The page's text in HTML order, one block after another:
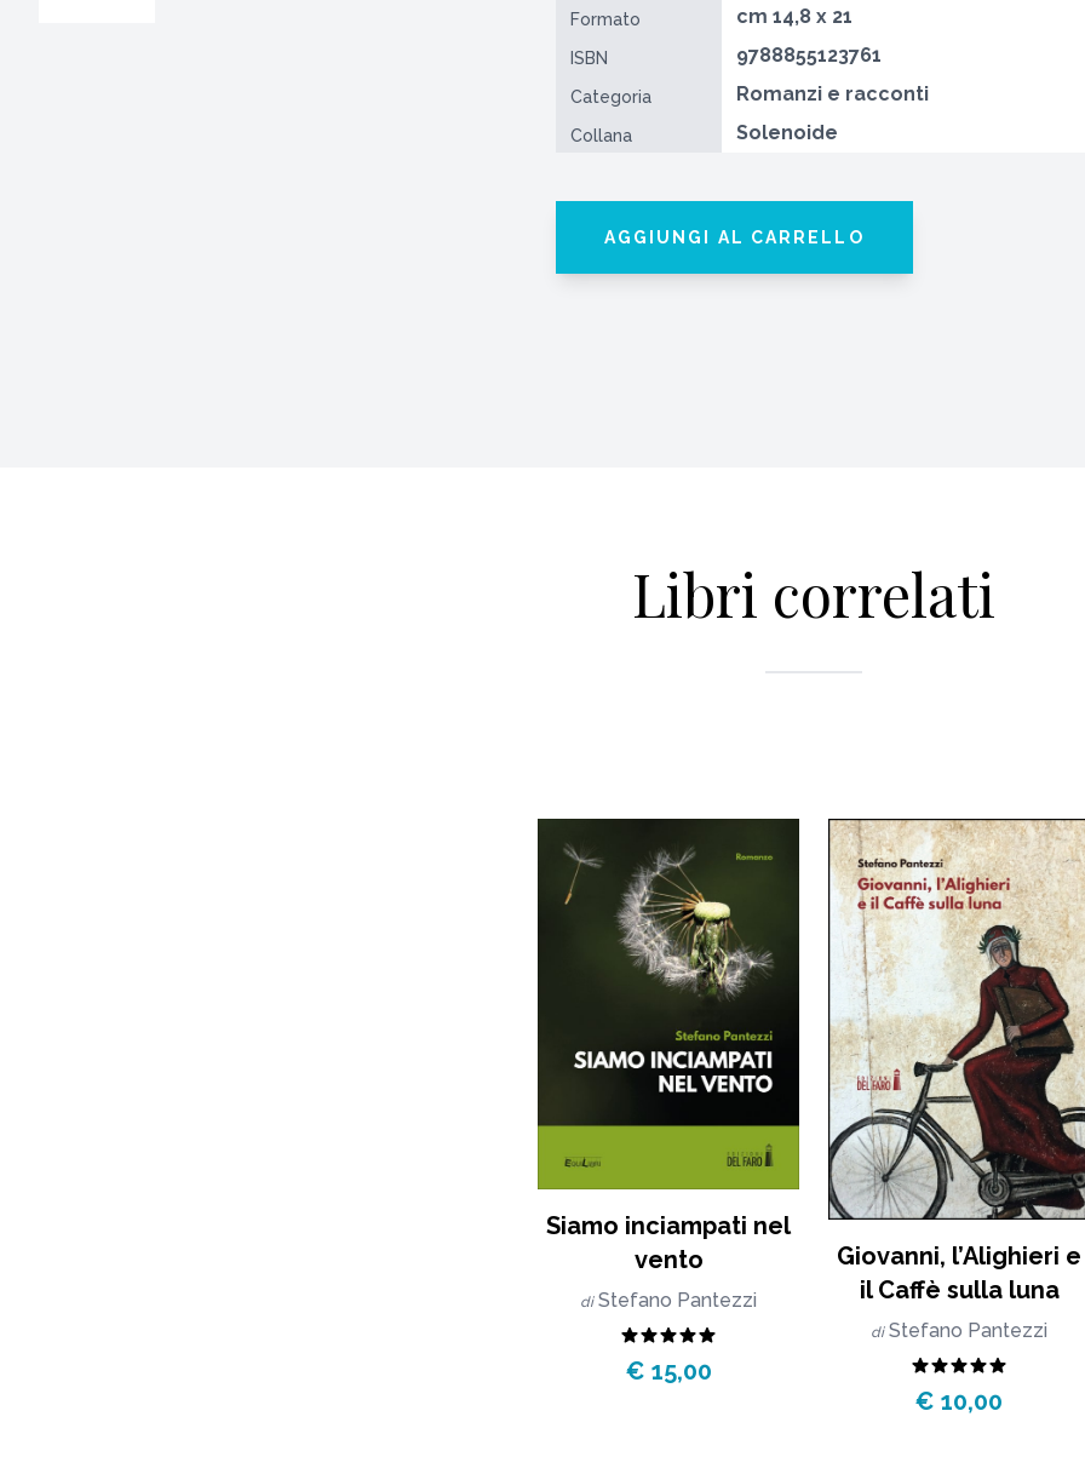
Formato cm 14,8 x 21
ISBN 9788855123761
Categoria Romanzi e racconti
Collana Solenoide
AGGIUNGI AL CARRELLO
Libri correlati
Siamo inciampati nel
vento
di Stefano Pantezzi
€ 15,00
Giovanni, l’Alighieri e
il Caffè sulla luna
di Stefano Pantezzi
€ 10,00